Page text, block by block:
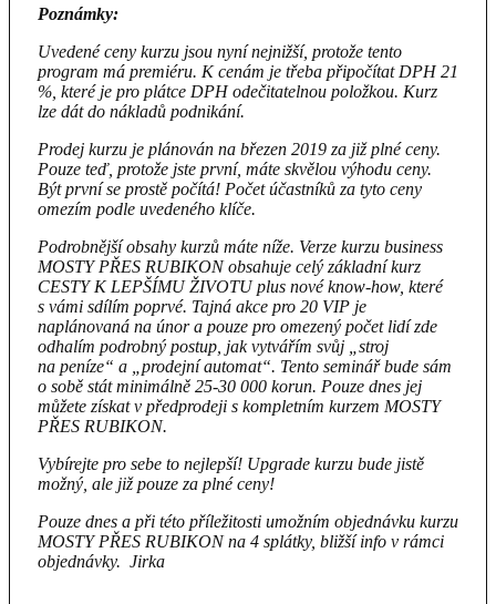
Poznámky:
Uvedené ceny kurzu jsou nyní nejnižší, protože tento
program má premiéru. K cenám je třeba připočítat DPH 21
%, které je pro plátce DPH odečitatelnou položkou. Kurz
lze dát do nákladů podnikání.
Prodej kurzu je plánován na březen 2019 za již plné ceny.
Pouze teď, protože jste první, máte skvělou výhodu ceny.
Být první se prostě počítá! Počet účastníků za tyto ceny
omezím podle uvedeného klíče.
Podrobnější obsahy kurzů máte níže. Verze kurzu business
MOSTY PŘES RUBIKON obsahuje celý základní kurz
CESTY K LEPŠÍMU ŽIVOTU plus nové know-how, které
s vámi sdílím poprvé. Tajná akce pro 20 VIP je
naplánovaná na únor a pouze pro omezený počet lidí zde
odhalím podrobný postup, jak vytvářím svůj
stroj
na peníze“ a prodejní automat“. Tento seminář bude sám
o sobě stát minimálně 25-30 000 korun. Pouze dnes jej
můžete získat v předprodeji s kompletním kurzem MOSTY
PŘES RUBIKON.
Vybírejte pro sebe to nejlepší! Upgrade kurzu bude jistě
možný, ale již pouze za plné ceny!
Pouze dnes a při této příležitosti umožním objednávku kurzu
MOSTY PŘES RUBIKON na 4 splátky, bližší info v rámci
objednávky. Jirka